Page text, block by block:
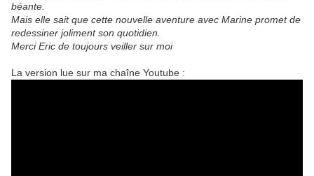
béante.
Mais elle sait que cette nouvelle aventure avec Marine promet de
redessiner joliment son quotidien.
Merci Eric de toujours veiller sur moi
La version lue sur ma chaîne Youtube :